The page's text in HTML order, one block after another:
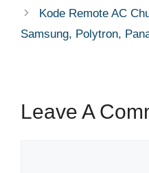
Kode Remote AC
Samsung, Polytron,
Leave A